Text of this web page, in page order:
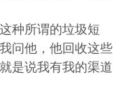
种所谓的垃圾短
问他，他回收这些
是说我有我的渠道